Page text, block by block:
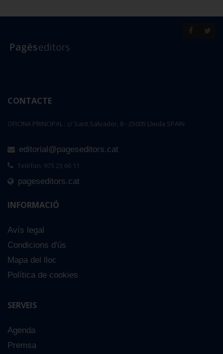
CONTACTE
OFICINA PRINCIPAL : c/ Sant Salvador, 8 - 25005 Lleida SPAIN
editorial@pageseditors.cat
Telèfon: 973 23 66 11
pageseditors.cat
INFORMACIÓ
Avís legal
Condicions d'ús
Mapa del lloc
Política de cookies
SERVEIS
Agenda
Premsa